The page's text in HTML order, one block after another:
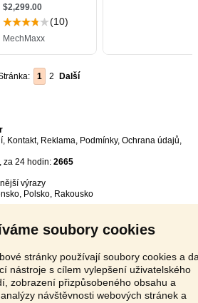
soubory cookies
stránky používají soubory cookies a
nástroje s cílem vylepšení uživatelského
zobrazení přizpůsobeného obsahu a
návštěvnosti webových stránek a
1 2 Další
, Kontakt, Reklama, Podmínky, Ochrana údajů,
, za 24 hodin: 2665
výrazy
, Polsko, Rakousko